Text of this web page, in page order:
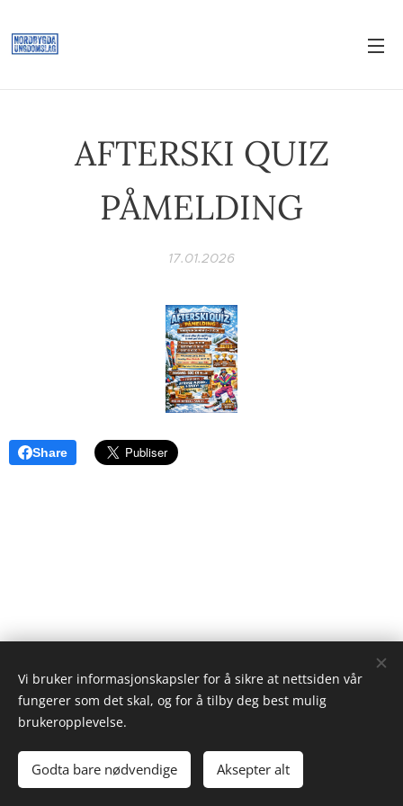
AFTERSKI QUIZ
PÅMELDING
17.01.2026
Share
NORDBYGDA UNGDOMSLAG
Informasjonskapsler
Vi bruker informasjonskapsler for å sikre at nettsiden vår
fungerer som det skal, og for å tilby deg best mulig
brukeropplevelse.
Godta bare nødvendige Aksepter alt